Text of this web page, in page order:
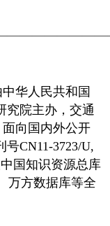
华人民共和国
究院主办，交通
向国内外公开
CN11-3723/U,
国知识资源总库
万方数据库等全